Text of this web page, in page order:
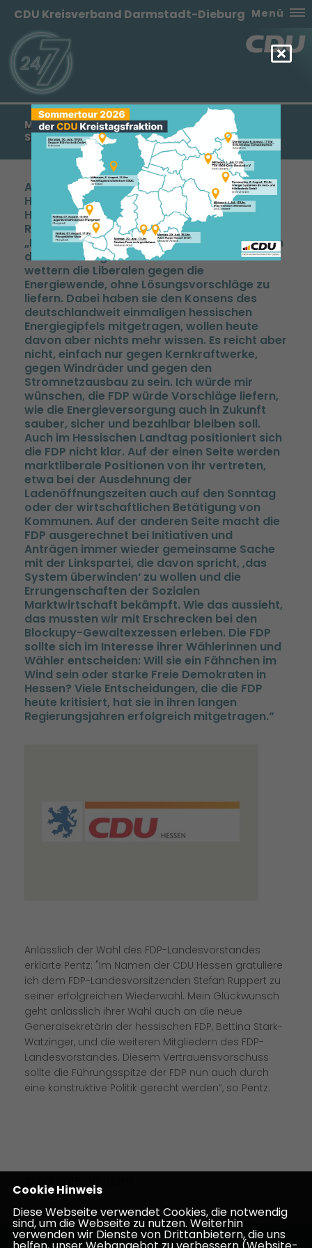
CDU Kreisverband Darmstadt-Dieburg Menü
MANFRED PENTZ: „FÄHNCHEN IM WIND ODER
STARKE FREIE DEMOKRATEN IN HESSEN?“
Anlässlich des Landesparteitages der FDP
Hessen stellte der Generalsekretär der CDU
Hessen, Manfred Pentz, die Frage, „welche
Rolle die FDP künftig in Hessen spielen“ wolle.
Ein klarer Kurs der Partei ist auch heute nach
dem Parteitag nicht erkennbar. Erneut
wettern die Liberalen gegen die
Energiewende, ohne Lösungsvorschläge zu
liefern. Dabei haben sie den Konsens des
deutschlandweit einmaligen hessischen
Energiegipfels mitgetragen, wollen heute
davon aber nichts mehr wissen. Es reicht aber
nicht, einfach nur gegen Kernkraftwerke,
gegen Windräder und gegen den
Stromnetzausbau zu sein. Ich würde mir
wünschen, die FDP würde Vorschläge liefern,
wie die Energieversorgung auch in Zukunft
sauber, sicher und bezahlbar bleiben soll.
Auch im Hessischen Landtag positioniert sich
die FDP nicht klar. Auf der einen Seite werden
marktliberale Positionen von ihr vertreten,
etwa bei der Ausdehnung der
Ladenöffnungszeiten auch auf den Sonntag
oder der wirtschaftlichen Betätigung von
Kommunen. Auf der anderen Seite macht die
FDP ausgerechnet bei Initiativen und
Anträgen immer wieder gemeinsame Sache
mit der Linkspartei, die davon spricht, ‚das
System überwinden‘ zu wollen und die
Errungenschaften der Sozialen
Marktwirtschaft bekämpft. Wie das aussieht,
das mussten wir mit Erschrecken bei den
Blockupy-Gewaltexzessen erleben. Die FDP
sollte sich im Interesse ihrer Wählerinnen und
Wähler entscheiden: Will sie ein Fähnchen im
Wind sein oder starke Freie Demokraten in
Hessen? Viele Entscheidungen, die die FDP
heute kritisiert, hat sie in ihren langen
Regierungsjahren erfolgreich mitgetragen.“
Anlässlich der Wahl des FDP-Landesvorstandes
erklärte Pentz: "Im Namen der CDU Hessen gratuliere
ich dem FDP-Landesvorsitzenden Stefan Ruppert zu
seiner erfolgreichen Wiederwahl. Mein Glückwunsch
geht anlässlich ihrer Wahl auch an die neue
Generalsekretärin der hessischen FDP, Bettina Stark-
Watzinger, und die weiteren Mitgliedern des FDP-
Landesvorstandes. Diesem Vertrauensvorschuss
sollte die Führungsspitze der FDP nun auch durch
eine konstruktive Politik gerecht werden“, so Pentz.
21.03.2015, 10:11 Uhr
Cookie Hinweis
Diese Webseite verwendet Cookies, die notwendig
sind, um die Webseite zu nutzen. Weiterhin
verwenden wir Dienste von Drittanbietern, die uns